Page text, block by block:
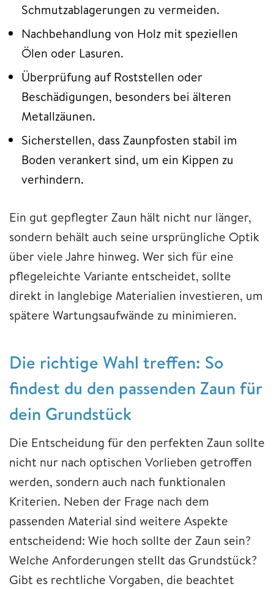
Schmutzablagerungen zu vermeiden.
Nachbehandlung von Holz mit speziellen
Ölen oder Lasuren.
Überprüfung auf Roststellen oder
Beschädigungen, besonders bei älteren
Metallzäunen.
Sicherstellen, dass Zaunpfosten stabil im
Boden verankert sind, um ein Kippen zu
verhindern.
Ein gut gepflegter Zaun hält nicht nur länger,
sondern behält auch seine ursprüngliche Optik
über viele Jahre hinweg. Wer sich für eine
pflegeleichte Variante entscheidet, sollte
direkt in langlebige Materialien investieren, um
spätere Wartungsaufwände zu minimieren.
Die richtige Wahl treffen: So
findest du den passenden Zaun für
dein Grundstück
Die Entscheidung für den perfekten Zaun sollte
nicht nur nach optischen Vorlieben getroffen
werden, sondern auch nach funktionalen
Kriterien. Neben der Frage nach dem
passenden Material sind weitere Aspekte
entscheidend: Wie hoch sollte der Zaun sein?
Welche Anforderungen stellt das Grundstück?
Gibt es rechtliche Vorgaben, die beachtet